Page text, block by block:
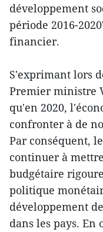
développement
période 2016-
financier.
S'exprimant lors
Premier ministre
qu'en 2020,
confronter à de
Par conséquent,
continuer à
budgétaire
politique
développement
dans les pays. En